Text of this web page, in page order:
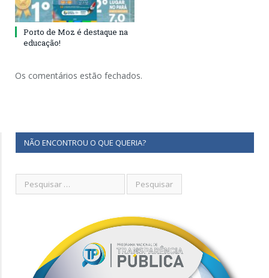
Porto de Moz é destaque na
educação!
Os comentários estão fechados.
NÃO ENCONTROU O QUE QUERIA?